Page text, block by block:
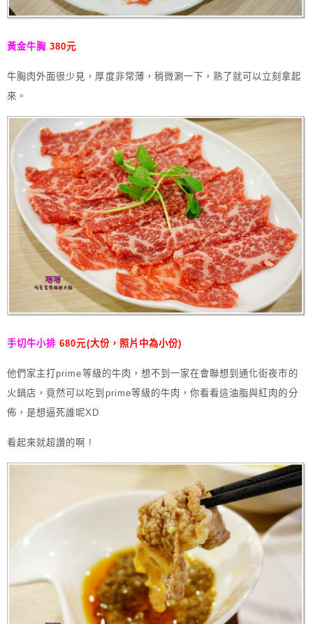
黃金牛胸 380元
牛胸肉外面很少見，厚度非常薄，稍微涮一下，熟了就可以立刻拿起
來。
手切牛小排680元(大份，照片中為小份)
他們家主打prime等級的牛肉，想不到一家在會聯想到通化街夜市的
火鍋店，竟然可以吃到prime等級的牛肉，你看看這油脂與紅肉的分
佈，是想逼死誰呢XD
看起來就超讚的啊 !